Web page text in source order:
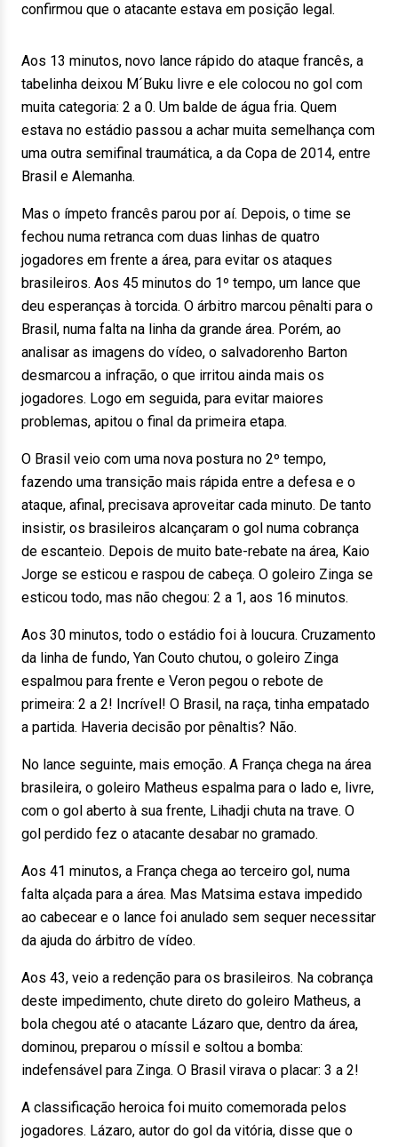
confirmou que o atacante estava em posição legal.
Aos 13 minutos, novo lance rápido do ataque francês, a
tabelinha deixou M´Buku livre e ele colocou no gol com
muita categoria: 2 a 0. Um balde de água fria. Quem
estava no estádio passou a achar muita semelhança com
uma outra semifinal traumática, a da Copa de 2014, entre
Brasil e Alemanha.
Mas o ímpeto francês parou por aí. Depois, o time se
fechou numa retranca com duas linhas de quatro
jogadores em frente a área, para evitar os ataques
brasileiros. Aos 45 minutos do 1º tempo, um lance que
deu esperanças à torcida. O árbitro marcou pênalti para o
Brasil, numa falta na linha da grande área. Porém, ao
analisar as imagens do vídeo, o salvadorenho Barton
desmarcou a infração, o que irritou ainda mais os
jogadores. Logo em seguida, para evitar maiores
problemas, apitou o final da primeira etapa.
O Brasil veio com uma nova postura no 2º tempo,
fazendo uma transição mais rápida entre a defesa e o
ataque, afinal, precisava aproveitar cada minuto. De tanto
insistir, os brasileiros alcançaram o gol numa cobrança
de escanteio. Depois de muito bate-rebate na área, Kaio
Jorge se esticou e raspou de cabeça. O goleiro Zinga se
esticou todo, mas não chegou: 2 a 1, aos 16 minutos.
Aos 30 minutos, todo o estádio foi à loucura. Cruzamento
da linha de fundo, Yan Couto chutou, o goleiro Zinga
espalmou para frente e Veron pegou o rebote de
primeira: 2 a 2! Incrível! O Brasil, na raça, tinha empatado
a partida. Haveria decisão por pênaltis? Não.
No lance seguinte, mais emoção. A França chega na área
brasileira, o goleiro Matheus espalma para o lado e, livre,
com o gol aberto à sua frente, Lihadji chuta na trave. O
gol perdido fez o atacante desabar no gramado.
Aos 41 minutos, a França chega ao terceiro gol, numa
falta alçada para a área. Mas Matsima estava impedido
ao cabecear e o lance foi anulado sem sequer necessitar
da ajuda do árbitro de vídeo.
Aos 43, veio a redenção para os brasileiros. Na cobrança
deste impedimento, chute direto do goleiro Matheus, a
bola chegou até o atacante Lázaro que, dentro da área,
dominou, preparou o míssil e soltou a bomba:
indefensável para Zinga. O Brasil virava o placar: 3 a 2!
A classificação heroica foi muito comemorada pelos
jogadores. Lázaro, autor do gol da vitória, disse que o